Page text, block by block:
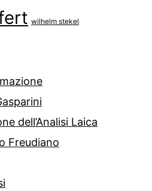
wilhelm stekel
dell’Analisi Laica
Freudiano